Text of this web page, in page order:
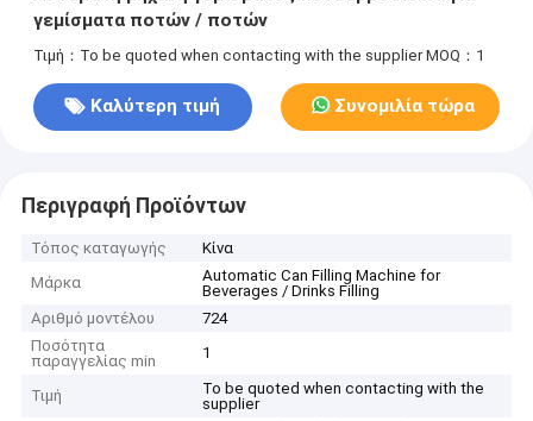
γεμίσματα ποτών / ποτών
Τιμή：To be quoted when contacting with the supplier MOQ：1
Καλύτερη τιμή Συνομιλία τώρα
Περιγραφή Προϊόντων
Τόπος καταγωγής
Κίνα
Μάρκα
Automatic Can Filling Machine for
Beverages / Drinks Filling
Αριθμό μοντέλου
724
Ποσότητα
παραγγελίας min
1
Τιμή
To be quoted when contacting with the
supplier